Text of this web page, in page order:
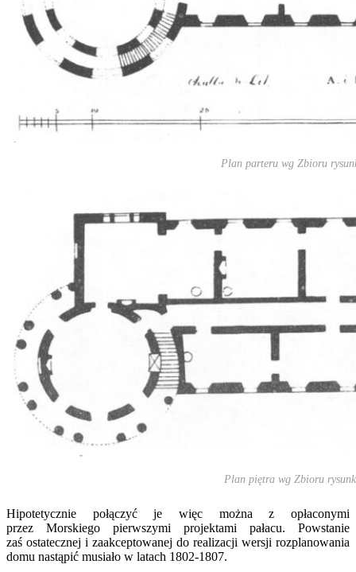
Plan parteru wg Zbioru
Plan piętra wg Zbioru
Hipotetycznie połączyć je więc można z opłaconymi
przez Morskiego pierwszymi projektami pałacu. Powstanie
zaś ostatecznej i zaakceptowanej do realizacji wersji rozplanowania
domu nastąpić musiało w latach 1802-1807.